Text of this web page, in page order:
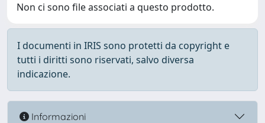
Non ci sono file associati a questo prodotto.
I documenti in IRIS sono protetti da copyright e
tutti i diritti sono riservati, salvo diversa
indicazione.
Informazioni